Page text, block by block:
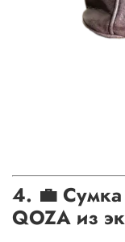
4. 💼
QOZA из